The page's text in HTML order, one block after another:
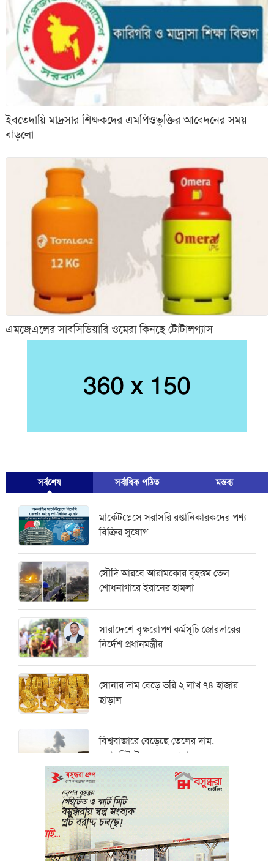
ইবতেদায়ি মাদ্রসার শিক্ষকদের এমপিওভুক্তির আবেদনের সময়
বাড়লো
এমজেএলের সাবসিডিয়ারি ওমেরা কিনছে টোটালগ্যাস
সর্বশেষ সর্বাধিক পঠিত মস্তব্য
মার্কেটপ্লেসে সরাসরি রপ্তানিকারকদের পণ্য
বিক্রির সুযোগ
সৌদি আরবে আরামকোর বৃহত্তম তেল
শোধনাগারে ইরানের হামলা
সারাদেশে বৃক্ষরোপণ কর্মসূচি জোরদারের
নির্দেশ প্রধানমন্ত্রীর
সোনার দাম বেড়ে ভরি ২ লাখ ৭৪ হাজার
ছাড়াল
বিশ্ববাজারে বেড়েছে তেলের দাম,
ওয়ালস্ট্রিটে পতনের আভাস
মধ্যপ্রাচ্যে সংকটের কারণে কার্গো পরিবহনে
বিঘ্ন ঘটছে
পরিবেশবান্ধব উদ্যোক্তারা ইউসিবি থেকে